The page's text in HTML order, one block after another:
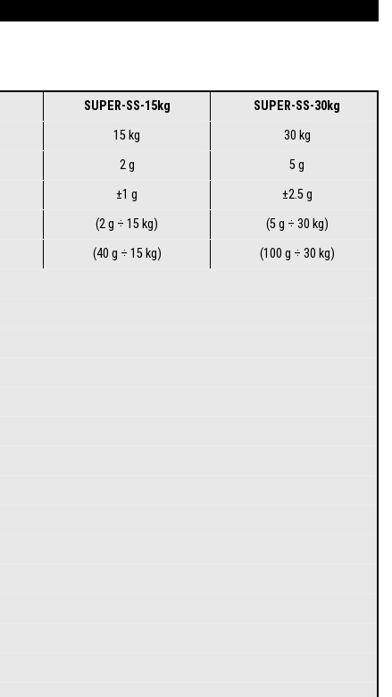
SUPER-SS-15kg
SUPER-SS-30kg
15 kg
30 kg
2 g
5 g
±1 g
±2.5 g
(2 g ÷ 15 kg)
(5 g ÷ 30 kg)
(40 g ÷ 15 kg)
(100 g ÷ 30 kg)